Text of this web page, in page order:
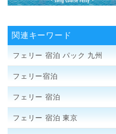
関連キーワード
フェリー 宿泊 パック 九州
フェリー宿泊
フェリー 宿泊
フェリー 宿泊 東京